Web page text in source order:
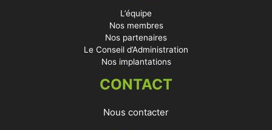
L’équipe
Nos membres
Nos partenaires
Le Conseil d’Administration
Nos implantations
CONTACT
Nous contacter